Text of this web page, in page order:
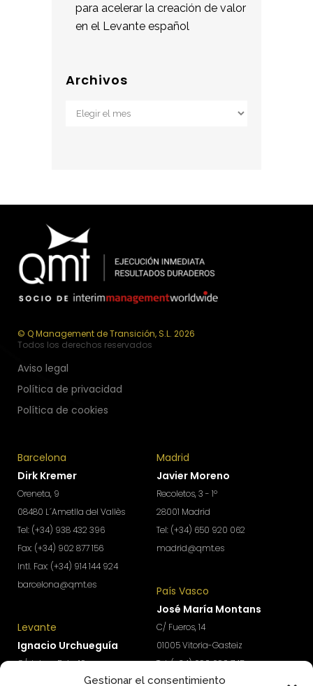
Gestionar el consentimiento
para acelerar la creación de valor
en el Levante español
Archivos
Archivos
© Q Management de Transición, S.L. 2026
Todos los derechos reservados
Aviso legal
Política de privacidad
Política de cookies
Barcelona
Dirk Kremer
Oreneta, 9
08480 L´Ametlla del Vallès
Tel: (+34) 938 432 396
Fax: (+34) 902 877 156
Intl. Fax: (+34) 914 144 924
barcelona@qmt.es
Levante
Ignacio Urchueguía
C/ Jaime Roig, 19
Madrid
Javier Moreno
Recoletos, 3 - 1º
28001 Madrid
Tel: (+34) 650 920 062
madrid@qmt.es
País Vasco
José María Montans
C/ Fueros, 14
01005 Vitoria-Gasteiz
Tel: (+34) 690 690 745
paisvasco@qmt.es